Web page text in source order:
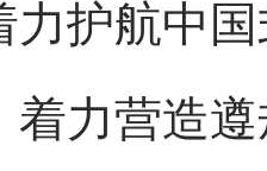
力护航中
着力营造